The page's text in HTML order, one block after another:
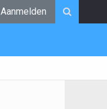
Aanmelden